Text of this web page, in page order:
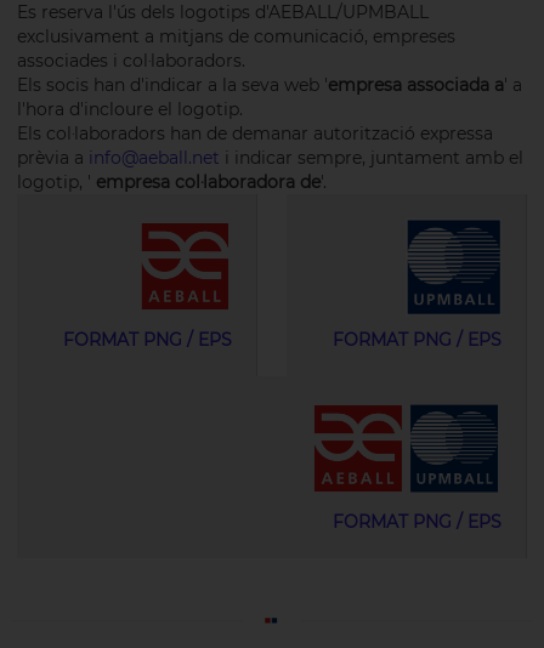
Es reserva l'ús dels logotips d'AEBALL/UPMBALL
exclusivament a mitjans de comunicació, empreses
associades i col·laboradors.
Els socis han d'indicar a la seva web 'empresa associada a' a
l'hora d'incloure el logotip.
Els col·laboradors han de demanar autorització expressa
prèvia a info@aeball.net i indicar sempre, juntament amb el
logotip, ' empresa col·laboradora de'.
FORMAT PNG / EPS FORMAT PNG / EPS
FORMAT PNG / EPS